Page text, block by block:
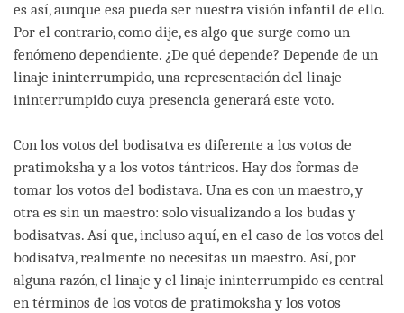
es así, aunque esa pueda ser nuestra visión infantil de ello.
Por el contrario, como dije, es algo que surge como un
fenómeno dependiente. ¿De qué depende? Depende de un
linaje ininterrumpido, una representación del linaje
ininterrumpido cuya presencia generará este voto.
Con los votos del bodisatva es diferente a los votos de
pratimoksha y a los votos tántricos. Hay dos formas de
tomar los votos del bodistava. Una es con un maestro, y
otra es sin un maestro: solo visualizando a los budas y
bodisatvas. Así que, incluso aquí, en el caso de los votos del
bodisatva, realmente no necesitas un maestro. Así, por
alguna razón, el linaje y el linaje ininterrumpido es central
en términos de los votos de pratimoksha y los votos